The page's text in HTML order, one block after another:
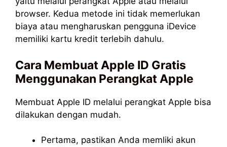
browser. Kedua metode ini tidak memerlukan
biaya atau mengharuskan pengguna iDevice
memiliki kartu kredit terlebih dahulu.
Cara Membuat Apple ID Gratis
Menggunakan Perangkat Apple
Membuat Apple ID melalui perangkat Apple bisa
dilakukan dengan mudah.
Pertama, pastikan Anda memliki akun